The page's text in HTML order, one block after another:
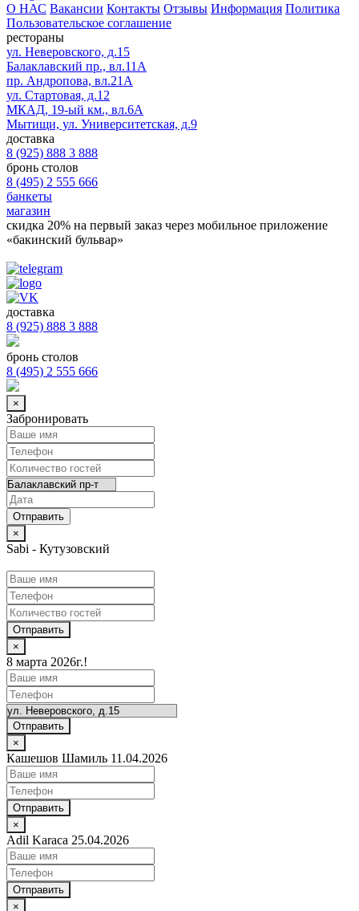
О НАС Вакансии Контакты Отзывы Информация Политика
Пользовательское соглашение
рестораны
ул. Неверовского, д.15
Балаклавский пр., вл.11А
пр. Андропова, вл.21А
ул. Стартовая, д.12
МКАД, 19-ый км., вл.6А
Мытищи, ул. Университетская, д.9
доставка
8 (925) 888 3 888
бронь столов
8 (495) 2 555 666
банкеты
магазин
скидка 20% на первый заказ через мобильное приложение
«бакинский бульвар»
доставка
8 (925) 888 3 888
бронь столов
8 (495) 2 555 666
×
Забронировать
×
Sabi - Кутузовский
Отправить
×
8 марта 2026г.!
Отправить
×
Кашешов Шамиль 11.04.2026
Отправить
×
Adil Karaca 25.04.2026
Отправить
×